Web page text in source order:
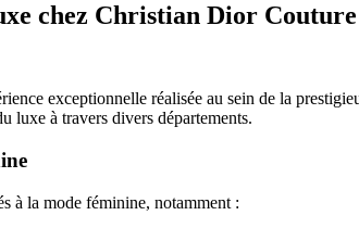
chez Christian Dior Couture
exceptionnelle réalisée au sein de la
luxe à travers divers départements.
à la mode féminine, notamment :